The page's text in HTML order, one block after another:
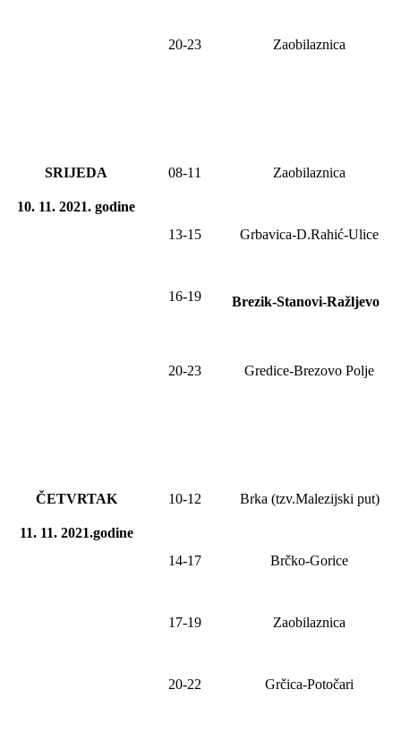
20-23 Zaobilaznica
SRIJEDA
10. 11. 2021. godine
08-11 Zaobilaznica
13-15 Grbavica-D.Rahić-Ulice
16-19 Brezik-Stanovi-Ražljevo
20-23 Gredice-Brezovo Polje
ČETVRTAK
11. 11. 2021.godine
10-12 Brka (tzv.Malezijski put)
14-17 Brčko-Gorice
17-19 Zaobilaznica
20-22 Grčica-Potočari